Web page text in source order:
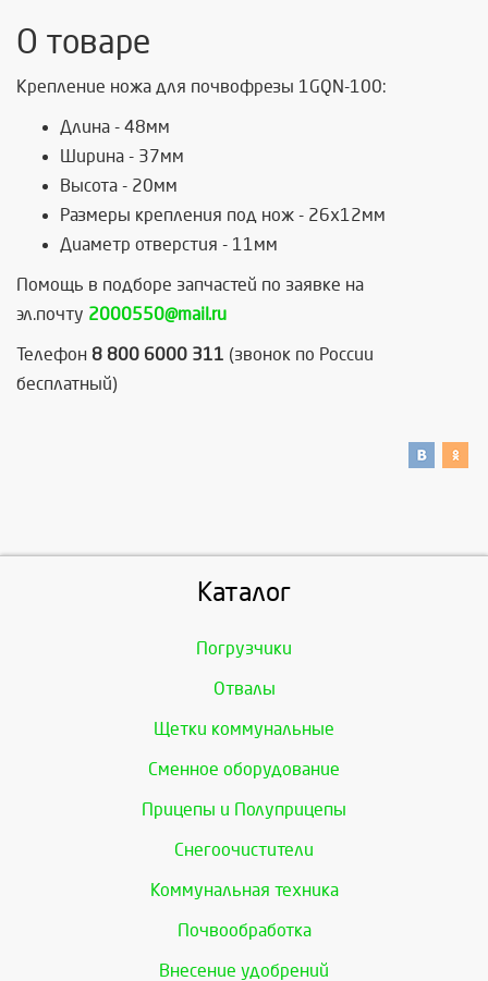
О товаре
Крепление ножа для почвофрезы 1GQN-100:
Длина - 48мм
Ширина - 37мм
Высота - 20мм
Размеры крепления под нож - 26х12мм
Диаметр отверстия - 11мм
Помощь в подборе запчастей по заявке на
эл.почту 2000550@mail.ru
Телефон 8 800 6000 311 (звонок по России
бесплатный)
Каталог
Погрузчики
Отвалы
Щетки коммунальные
Сменное оборудование
Прицепы и Полуприцепы
Снегоочистители
Коммунальная техника
Почвообработка
Внесение удобрений